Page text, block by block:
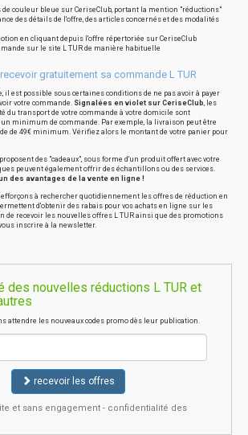
de couleur bleue sur CeriseClub, portant la mention "réductions"
des détails de l'offre, des articles concernés et des modalités
en cliquant depuis l'offre répertoriée sur CeriseClub
sur le site L TUR de manière habituelle
gratuitement sa commande L TUR
il est possible sous certaines conditions de ne pas avoir à payer
votre commande. Signalées en violet sur CeriseClub, les
du transport de votre commande à votre domicile sont
minimum de commande. Par exemple, la livraison peut être
de 49€ minimum. Vérifiez alors le montant de votre panier pour
des "cadeaux", sous forme d'un produit offert avec votre
peuvent également offrir des échantillons ou des services.
des avantages de la vente en ligne !
efforçons à rechercher quotidiennement les offres de réduction en
d'obtenir des rabais pour vos achats en ligne sur les
de recevoir les nouvelles offres L TUR ainsi que des promotions
inscrire à la newsletter.
des nouvelles réductions L TUR et
attendre les nouveaux codes promo dès leur publication.
recevoir les offres
et sans engagement - confidentialité des